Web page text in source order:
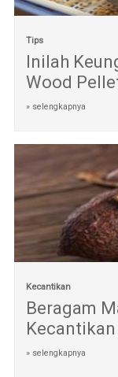
Tips
Inilah
Wood
» selengkapnya
Kecantikan
Beragam
Kecantikan
» selengkapnya